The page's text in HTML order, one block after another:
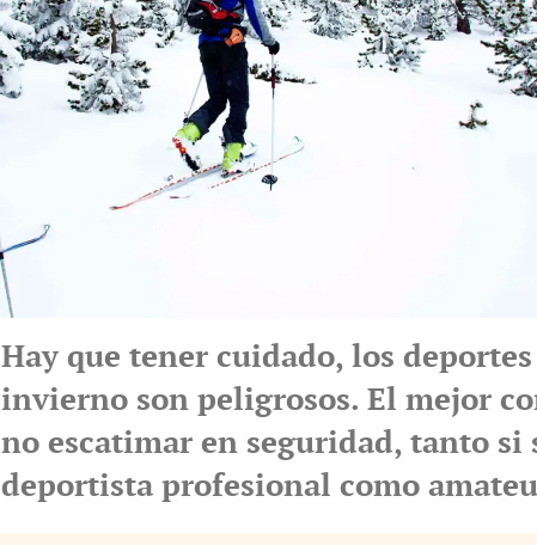
Hay que tener cuidado, los deportes
invierno son peligrosos. El mejor
no escatimar en seguridad, tanto si
deportista profesional como